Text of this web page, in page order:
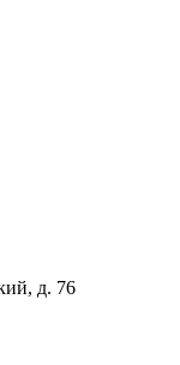
д. 76